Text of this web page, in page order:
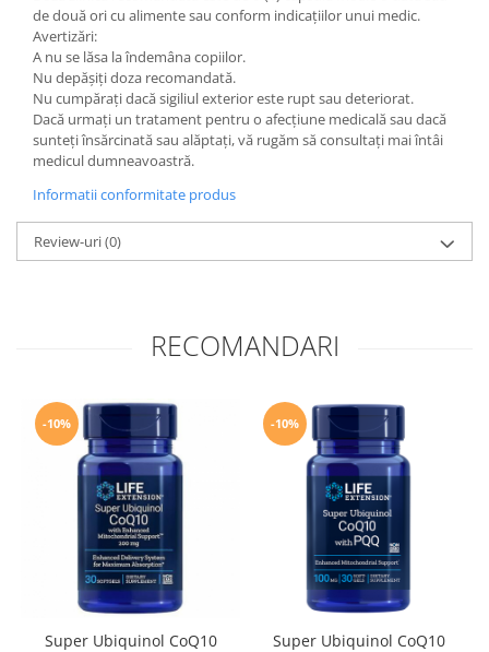
de două ori cu alimente sau conform indicațiilor unui medic.
Avertizări:
A nu se lăsa la îndemâna copiilor.
Nu depășiți doza recomandată.
Nu cumpărați dacă sigiliul exterior este rupt sau deteriorat.
Dacă urmați un tratament pentru o afecțiune medicală sau dacă
sunteți însărcinată sau alăptați, vă rugăm să consultați mai întâi
medicul dumneavoastră.
Informatii conformitate produs
Review-uri(0)
RECOMANDARI
-10%
Super Ubiquinol CoQ10
-10%
Super Ubiquinol CoQ10